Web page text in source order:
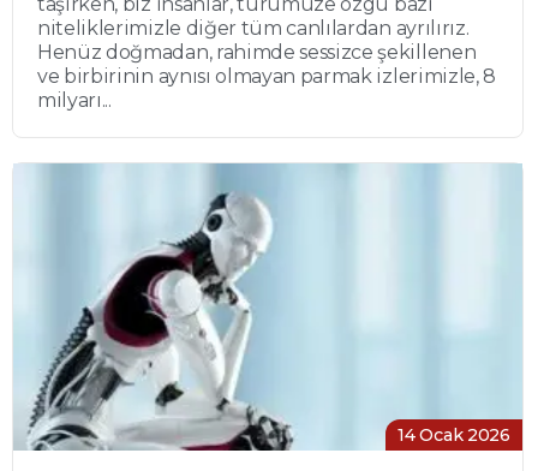
niteliklerimizle diğer tüm canlılardan ayrılırız.
Henüz doğmadan, rahimde sessizce şekillenen
ve birbirinin aynısı olmayan parmak izlerimizle, 8
milyarı...
14 Ocak 2026